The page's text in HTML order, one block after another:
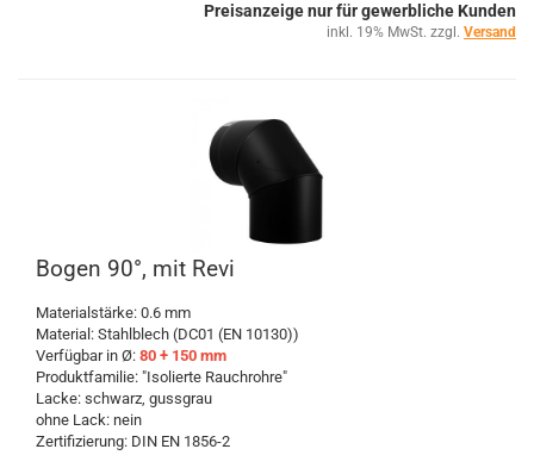
Preisanzeige nur für gewerbliche Kunden
inkl. 19% MwSt. zzgl. Versand
Bogen 90°, mit Revi
Materialstärke: 0.6 mm
Material: Stahlblech (DC01 (EN 10130))
Verfügbar in Ø: 80 + 150 mm
Produktfamilie: "Isolierte Rauchrohre"
Lacke: schwarz, gussgrau
ohne Lack: nein
Zertifizierung: DIN EN 1856-2